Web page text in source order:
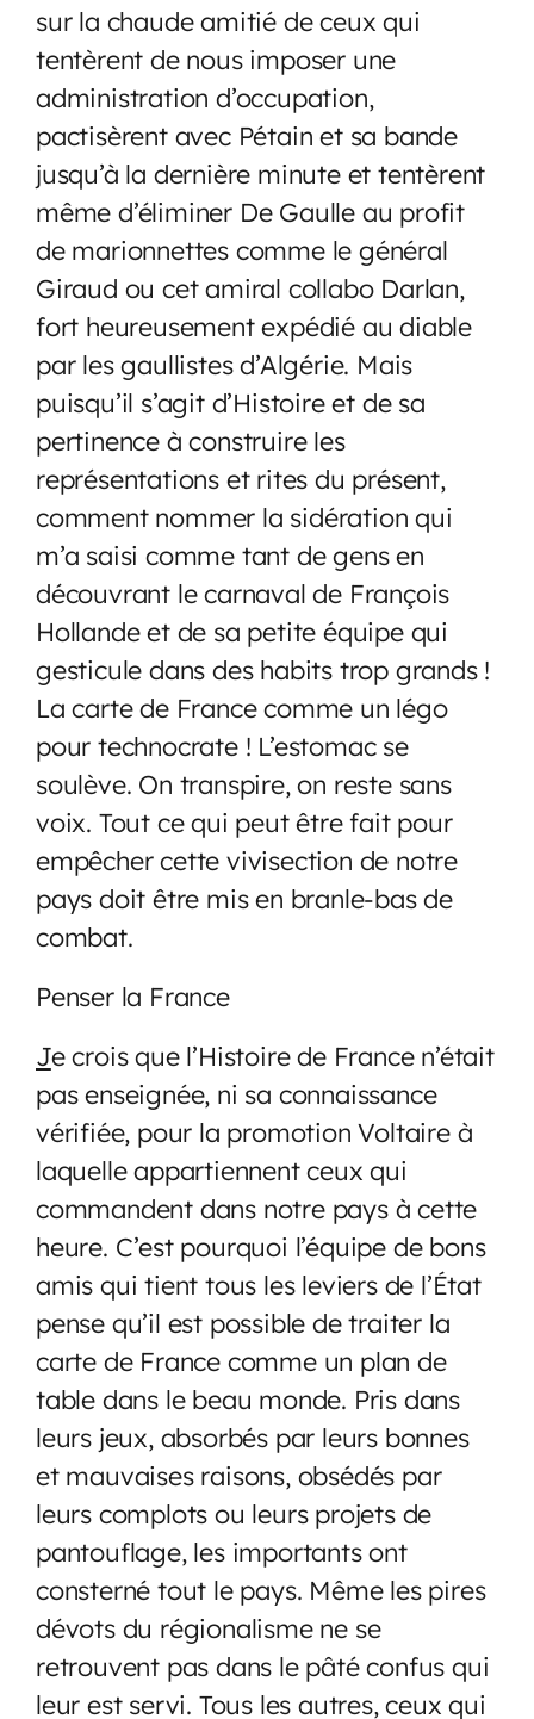
sur la chaude amitié de ceux qui
tentèrent de nous imposer une
administration d’occupation,
pactisèrent avec Pétain et sa bande
jusqu’à la dernière minute et tentèrent
même d’éliminer De Gaulle au profit
de marionnettes comme le général
Giraud ou cet amiral collabo Darlan,
fort heureusement expédié au diable
par les gaullistes d’Algérie. Mais
puisqu’il s’agit d’Histoire et de sa
pertinence à construire les
représentations et rites du présent,
comment nommer la sidération qui
m’a saisi comme tant de gens en
découvrant le carnaval de François
Hollande et de sa petite équipe qui
gesticule dans des habits trop grands !
La carte de France comme un légo
pour technocrate ! L’estomac se
soulève. On transpire, on reste sans
voix. Tout ce qui peut être fait pour
empêcher cette vivisection de notre
pays doit être mis en branle-bas de
combat.
Penser la France
Je crois que l’Histoire de France n’était
pas enseignée, ni sa connaissance
vérifiée, pour la promotion Voltaire à
laquelle appartiennent ceux qui
commandent dans notre pays à cette
heure. C’est pourquoi l’équipe de bons
amis qui tient tous les leviers de l’État
pense qu’il est possible de traiter la
carte de France comme un plan de
table dans le beau monde. Pris dans
leurs jeux, absorbés par leurs bonnes
et mauvaises raisons, obsédés par
leurs complots ou leurs projets de
pantouflage, les importants ont
consterné tout le pays. Même les pires
dévots du régionalisme ne se
retrouvent pas dans le pâté confus qui
leur est servi. Tous les autres, ceux qui